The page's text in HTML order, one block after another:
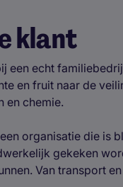
klant
een echt
en fruit naar de
en chemie.
organisatie die is
gekeken
Van transport